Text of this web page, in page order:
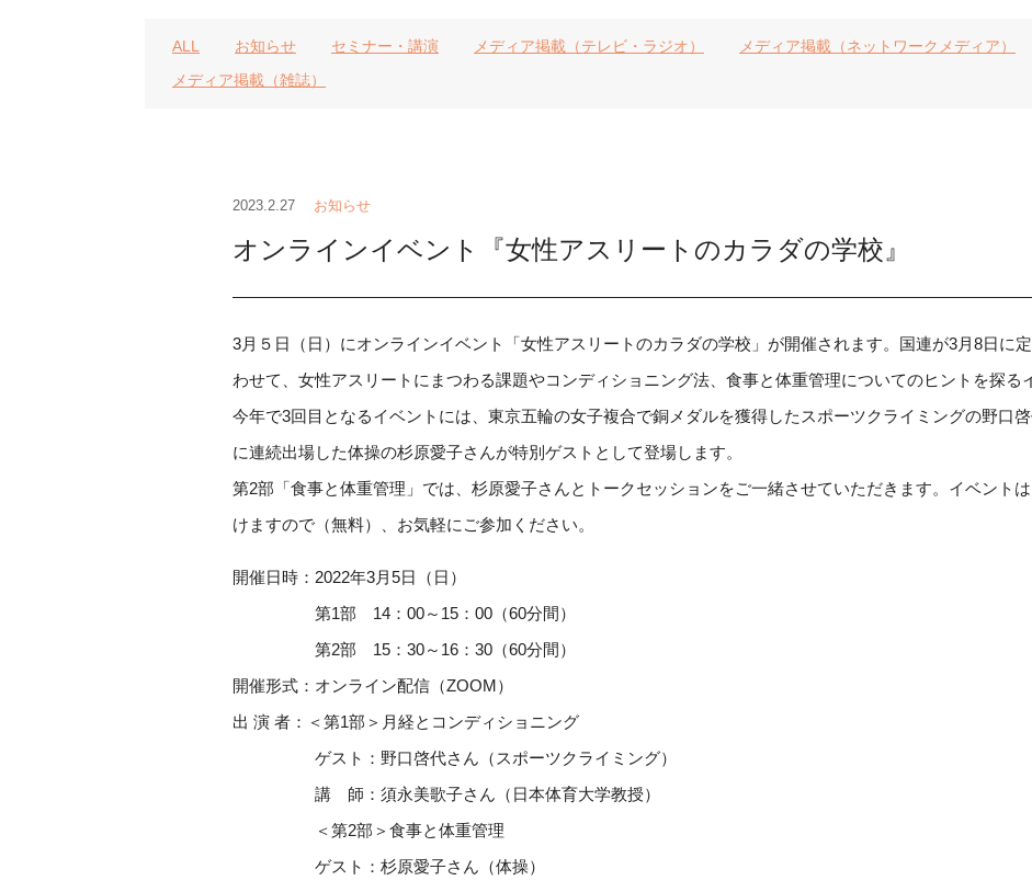
ALL お知らせ セミナー・講演 メディア掲載（テレビ・ラジオ） メディア掲載（ネットワークメディア）
メディア掲載（雑誌）
2023.2.27 お知らせ
オンラインイベント『女性アスリートのカラダの学校』
3月５日（日）にオンラインイベント「女性アスリートのカラダの学校」が開催されます。国連が3月8日に
わせて、女性アスリートにまつわる課題やコンディショニング法、食事と体重管理についてのヒントを探る
今年で3回目となるイベントには、東京五輪の女子複合で銅メダルを獲得したスポーツクライミングの野口
に連続出場した体操の杉原愛子さんが特別ゲストとして登場します。
第2部「食事と体重管理」では、杉原愛子さんとトークセッションをご一緒させていただきます。イベント
けますので（無料）、お気軽にご参加ください。
開催日時：2022年3月5日（日）
第1部 14：00～15：00（60分間）
第2部 15：30～16：30（60分間）
開催形式：オンライン配信（ZOOM）
出 演 者：＜第1部＞月経とコンディショニング
ゲスト：野口啓代さん（スポーツクライミング）
講 師：須永美歌子さん（日本体育大学教授）
＜第2部＞食事と体重管理
ゲスト：杉原愛子さん（体操）